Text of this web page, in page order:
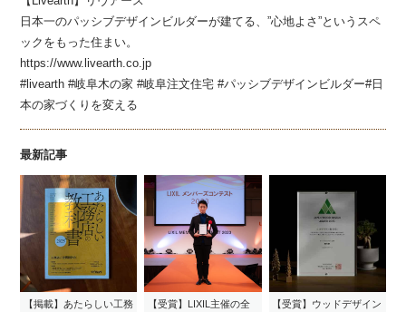
日本一のパッシブデザインビルダーが建てる、”心地よさ”というスペ
ックをもった住まい。
https://www.livearth.co.jp
#livearth #岐阜木の家 #岐阜注文住宅 #パッシブデザインビルダー#日
本の家づくりを変える
最新記事
【掲載】あたらしい工務
【受賞】LIXIL主催の全
【受賞】ウッドデザイン